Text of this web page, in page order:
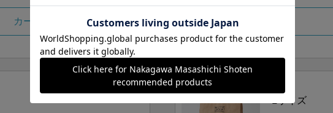
カートに入れる
Lサイズ